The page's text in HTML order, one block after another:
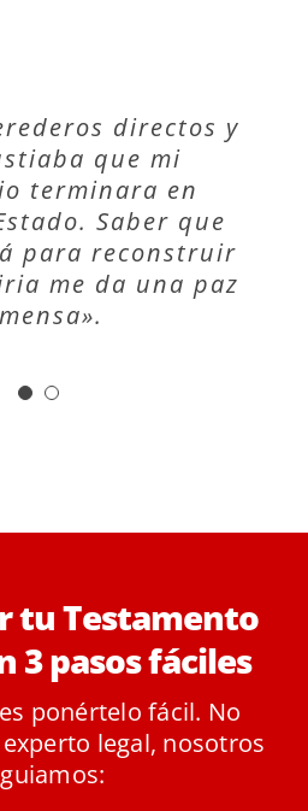
directos y
que mi
terminara en
Saber que
para reconstruir
me da una paz
colaborado con
Necesitada.
65, decidí que
parte de mis
destinara a la
seminaristas en
lo apoyaron
es un orgullo».
tu Testamento
3 pasos fáciles
ponértelo fácil. No
legal, nosotros